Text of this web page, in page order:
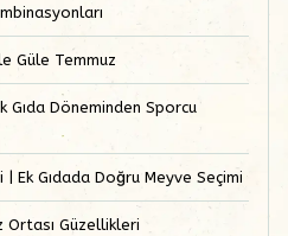
Güle Temmuz
Gıda Döneminden Sporcu
Ek Gıdada Doğru Meyve Seçimi
Ortası Güzellikleri